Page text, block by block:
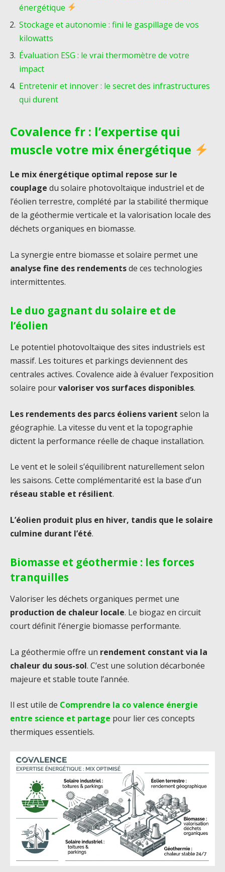
énergétique
Stockage et autonomie : fini le gaspillage de vos
kilowatts
Évaluation ESG : le vrai thermomètre de votre
impact
Entretenir et innover : le secret des infrastructures
qui durent
Covalence fr : l’expertise qui
muscle votre mix énergétique
Le mix énergétique optimal repose sur le
couplage du solaire photovoltaïque industriel et de
l’éolien terrestre, complété par la stabilité thermique
de la géothermie verticale et la valorisation locale des
déchets organiques en biomasse.
La synergie entre biomasse et solaire permet une
analyse fine des rendementsde ces technologies
intermittentes.
Le duo gagnant du solaire et de
l’éolien
Le potentiel photovoltaïque des sites industriels est
massif. Les toitures et parkings deviennent des
centrales actives. Covalence aide à évaluer l’exposition
solaire pourvaloriser vos surfaces disponibles.
Les rendements des parcs éoliens varient selon la
géographie. La vitesse du vent et la topographie
dictent la performance réelle de chaque installation.
Le vent et le soleil s’équilibrent naturellement selon
les saisons. Cette complémentarité est la base d’un
réseau stable et résilient.
L’éolien produit plus en hiver, tandis que le solaire
culmine durant l’été.
Biomasse et géothermie : les forces
tranquilles
Valoriser les déchets organiques permet une
production de chaleur locale. Le biogaz en circuit
court définit l’énergie biomasse performante.
La géothermie offre un rendement constant via la
chaleur du sous-sol. C’est une solution décarbonée
majeure et stable toute l’année.
Il est utile de Comprendre la co valence énergie
entre science et partage pour lier ces concepts
thermiques essentiels.